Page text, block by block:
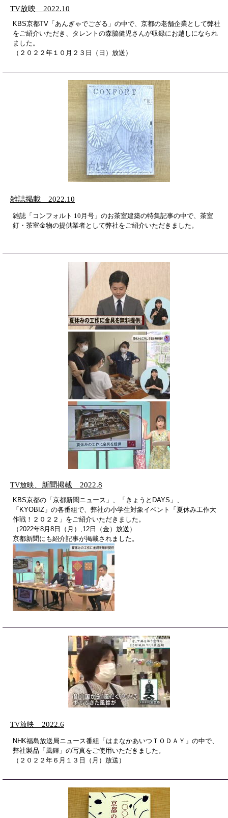
TV放映 2022.10
KBS京都TV「あんぎゃでござる」の中で、京都の老舗企業として弊社
をご紹介いただき、タレントの森脇健児さんが収録にお越しになられ
ました。
（２０２２年１０月２３日（日）放送）
雑誌掲載 2022.10
雑誌「コンフォルト 10月号」のお茶室建築の特集記事の中で、茶室
釘・茶室金物の提供業者として弊社をご紹介いただきました。
TV放映 、新聞掲載 2022.8
KBS京都の「京都新聞ニュース」、「きょうとDAYS」、
「KYOBIZ」の各番組で、弊社の小学生対象イベント「夏休み工作大
作戦！２０２２」をご紹介いただきました。
（2022年8月8日（月）,12日（金）放送）
京都新聞にも紹介記事が掲載されました。
TV放映 2022.6
NHK福島放送局ニュース番組「はまなかあいつＴＯＤＡＹ」の中で、
弊社製品「風鐸」の写真をご使用いただきました。
（２０２２年６月１３日（月）放送）